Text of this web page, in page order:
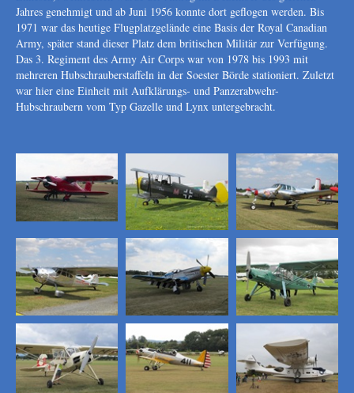
Jahres genehmigt und ab Juni 1956 konnte dort geflogen werden. Bis
1971 war das heutige Flugplatzgelände eine Basis der Royal Canadian
Army, später stand dieser Platz dem britischen Militär zur Verfügung.
Das 3. Regiment des Army Air Corps war von 1978 bis 1993 mit
mehreren Hubschrauberstaffeln in der Soester Börde stationiert. Zuletzt
war hier eine Einheit mit Aufklärungs- und Panzerabwehr-
Hubschraubern vom Typ Gazelle und Lynx untergebracht.